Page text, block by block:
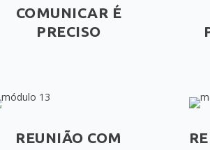
COMUNICAR É
PRECISO
REUNIÃO COM